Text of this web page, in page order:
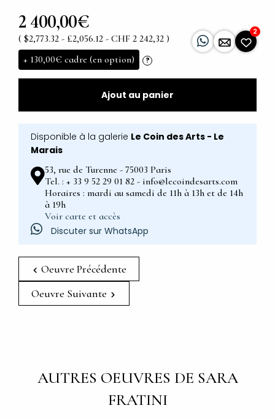
2 400,00€
( $2,773.32 - £2,056.12 - CHF 2 242,32 )
+ 130,00€ cadre (en option) ?
2
Ajout au panier
Disponible à la galerie Le Coin des Arts - Le
Marais
53, rue de Turenne - 75003 Paris
Tel. : + 33 9 52 29 01 82 - info@lecoindesarts.com
Horaires : mardi au samedi de 11h à 13h et de 14h
à 19h
Voir carte et accès
Discuter sur WhatsApp
Oeuvre Précédente
Oeuvre Suivante
AUTRES OEUVRES DE SARA
FRATINI